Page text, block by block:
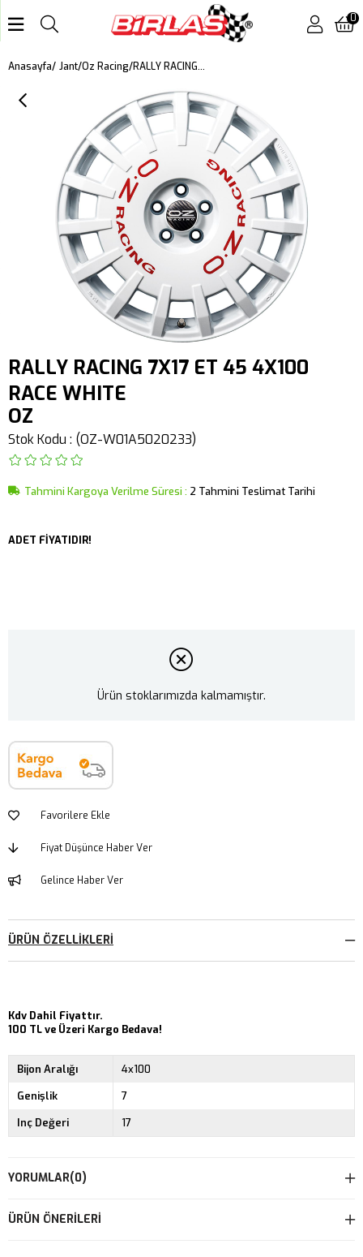
0
Anasayfa Jant Oz Racing RALLY RACING 7X17 ET 45 4X100 RACE WHITE
RALLY RACING 7X17 ET 45 4X100
RACE WHITE
OZ
Stok Kodu (OZ-W01A5020233)
Tahmini Kargoya Verilme Süresi : 2 Tahmini Teslimat Tarihi
ADET FİYATIDIR!
Ürün stoklarımızda kalmamıştır.
Favorilere Ekle
Fiyat Düşünce Haber Ver
Gelince Haber Ver
ÜRÜN ÖZELLIKLERI
Kdv Dahil Fiyattır.
100 TL ve Üzeri Kargo Bedava!
Bijon Aralığı
4x100
Genişlik
7
Inç Değeri
17
YORUMLAR(0)
ÜRÜN ÖNERILERI